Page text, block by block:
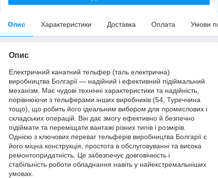
Опис Характеристики Доставка Оплата Умови
Опис
Електричний канатний тельфер (таль електрична)
виробництва Болгарії — надійний і ефективний підіймальний
механізм. Має чудові технічні характеристики та надійність,
порівнюючи з тельферами інших виробників (54, Туреччина
тощо), що робить його ідеальним вибором для промислових і
складських операцій. Він дає змогу ефективно й безпечно
підіймати та переміщати вантажі різних типів і розмірів.
Однією з ключових переваг тельферів виробництва Болгарії є
його міцна конструкція, простота в обслуговуванні та висока
ремонтопридатність. Це забезпечує довговічність і
стабільність роботи обладнання навіть у найекстремальніших
умовах.